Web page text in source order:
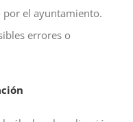
por el ayuntamiento.
errores o